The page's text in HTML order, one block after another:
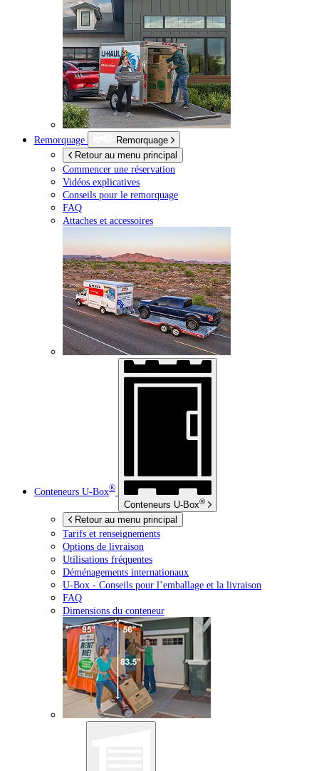
Remorquage
Remorquage
Retour au menu principal
Commencer une réservation
Vidéos explicatives
Conseils pour le remorquage
FAQ
Attaches et accessoires
Conteneurs U-Box®
Conteneurs U-Box®
Retour au menu principal
Tarifs et renseignements
Options de livraison
Utilisations fréquentes
Déménagements internationaux
U-Box - Conseils pour l’emballage et la livraison
FAQ
Dimensions du conteneur